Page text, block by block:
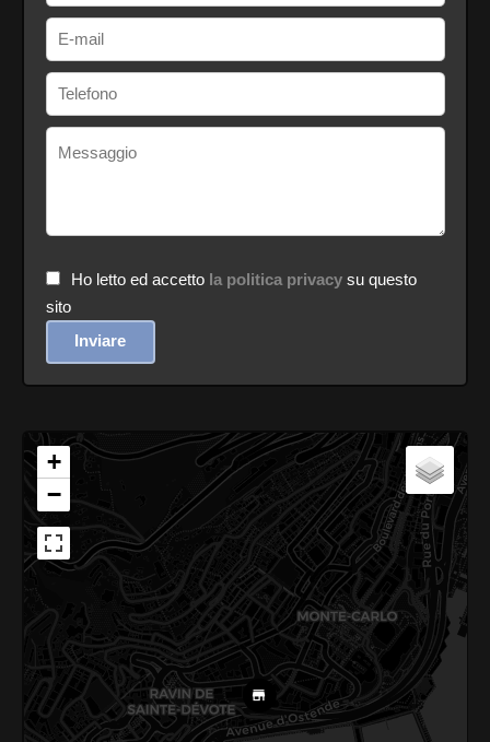
Ho letto ed accetto la politica privacysu questo
sito
Inviare
+
−